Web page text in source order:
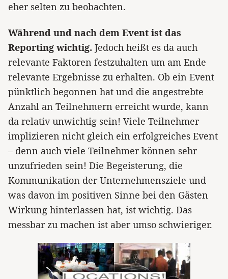
eher selten zu beobachten.
Während und nach dem Event ist das
Reporting wichtig. Jedoch heißt es da auch
relevante Faktoren festzuhalten um am Ende
relevante Ergebnisse zu erhalten. Ob ein Event
pünktlich begonnen hat und die angestrebte
Anzahl an Teilnehmern erreicht wurde, kann
da relativ unwichtig sein! Viele Teilnehmer
implizieren nicht gleich ein erfolgreiches Event
– denn auch viele Teilnehmer können sehr
unzufrieden sein! Die Begeisterung, die
Kommunikation der Unternehmensziele und
was davon im positiven Sinne bei den Gästen
Wirkung hinterlassen hat, ist wichtig. Das
messbar zu machen ist aber umso schwieriger.